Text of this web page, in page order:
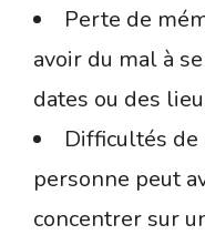
Perte de
avoir du mal à
dates ou des
Difficultés de
personne peut
concentrer sur